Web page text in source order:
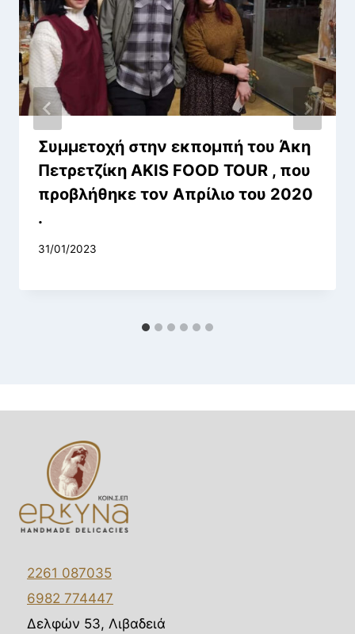
Συμμετοχή στην εκπομπή του Άκη
Πετρετζίκη AKIS FOOD TOUR , που
προβλήθηκε τον Απρίλιο του 2020
.
31/01/2023
2261 087035
6982 774447
Δελφών 53, Λιβαδειά